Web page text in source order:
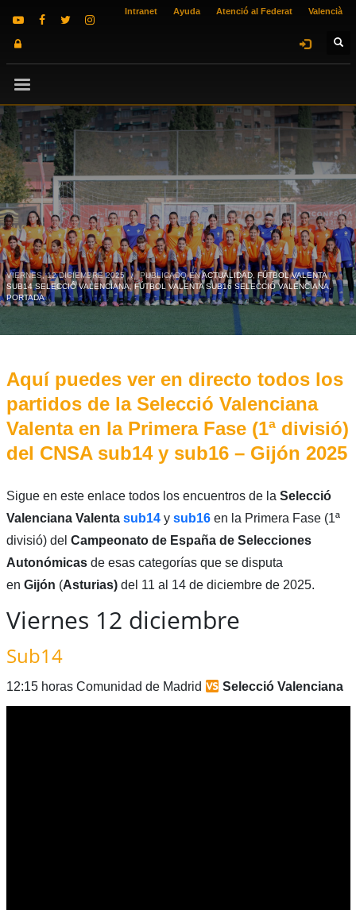
Intranet Ayuda Atenció al Federat Valencià
VIERNES, 12 DICIEMBRE 2025 / PUBLICADO ENACTUALIDAD, FÚTBOL VALENTA
SUB14 SELECCIÓ VALENCIANA,FÚTBOL VALENTA SUB16 SELECCIÓ VALENCIANA,
PORTADA
Aquí puedes ver en directo todos los
partidos de la Selecció Valenciana
Valenta en la Primera Fase (1ª divisió)
del CNSA sub14 y sub16 – Gijón 2025
Sigue en este enlace todos los encuentros de la Selecció
Valenciana Valenta sub14 y sub16 en la Primera Fase (1ª
divisió) del Campeonato de España de Selecciones
Autonómicas de esas categorías que se disputa
en Gijón (Asturias)del 11 al 14 de diciembre de 2025.
Viernes 12 diciembre
Sub14
12:15 horas Comunidad de Madrid Selecció Valenciana